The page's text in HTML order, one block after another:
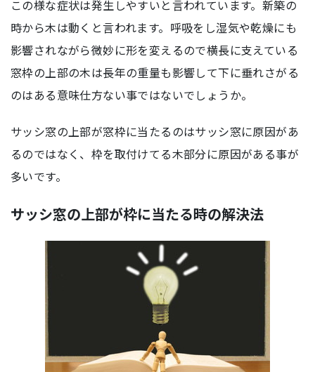
この様な症状は発生しやすいと言われています。新築の
時から木は動くと言われます。呼吸をし湿気や乾燥にも
影響されながら微妙に形を変えるので横長に支えている
窓枠の上部の木は長年の重量も影響して下に垂れさがる
のはある意味仕方ない事ではないでしょうか。
サッシ窓の上部が窓枠に当たるのはサッシ窓に原因があ
るのではなく、枠を取付けてる木部分に原因がある事が
多いです。
サッシ窓の上部が枠に当たる時の解決法